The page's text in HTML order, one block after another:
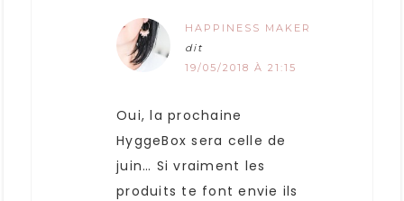
HAPPINESS MAKER
dit
19/05/2018 À 21:15
Oui, la prochaine
HyggeBox sera celle de
juin… Si vraiment les
produits te font envie ils